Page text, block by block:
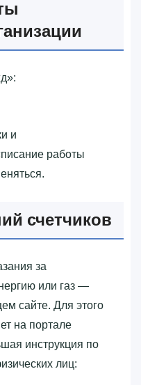
и
работы
счетчиков
за
или газ —
сайте. Для этого
на портале
инструкция по
лиц: